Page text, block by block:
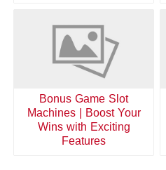
Bonus Game Slot
Machines | Boost Your
Wins with Exciting
Features